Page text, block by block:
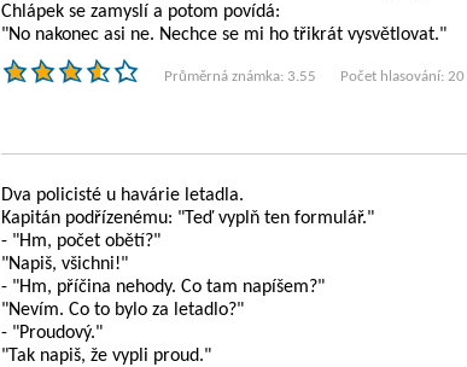
Chlápek se zamyslí a potom povídá:
"No nakonec asi ne. Nechce se mi ho třikrát vysvětlovat."
Průměrná známka: 3.55 Počet hlasování: 20
Dva policisté u havárie letadla.
Kapitán podřízenému: "Teď vyplň ten formulář."
- "Hm, počet obětí?"
"Napiš, všichni!"
- "Hm, příčina nehody. Co tam napíšem?"
"Nevím. Co to bylo za letadlo?"
- "Proudový."
"Tak napiš, že vypli proud."